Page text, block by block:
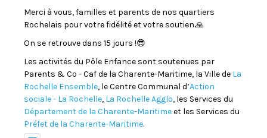
Merci à vous, familles et parents de nos quartiers
Rochelais pour votre fidélité et votre soutien.🙏
On se retrouve dans 15 jours !😎
Les activités du Pôle Enfance sont soutenues par
Parents & Co - Caf de la Charente-Maritime, la Ville de La
Rochelle Ensemble, le Centre Communal d’Action
sociale - La Rochelle, La Rochelle Agglo, les Services du
Département de la Charente-Maritimeet les Services du
Préfet de la Charente-Maritime.